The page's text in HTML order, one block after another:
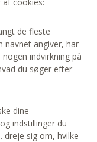
de fleste
navnet angiver, har
indvirkning på
du søger efter
dine
indstillinger du
dreje sig om, hvilke